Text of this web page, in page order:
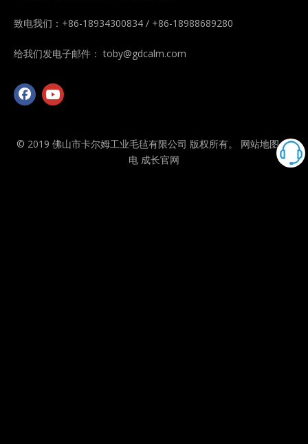
致电我们：+86-18934300834 / +86-18988689280
给我们发电子邮件：toby@gdcalm.com
© 2019 佛山市卡尔姆工业毛毡有限公司 版权所有。 网站地图供
电 成长官网